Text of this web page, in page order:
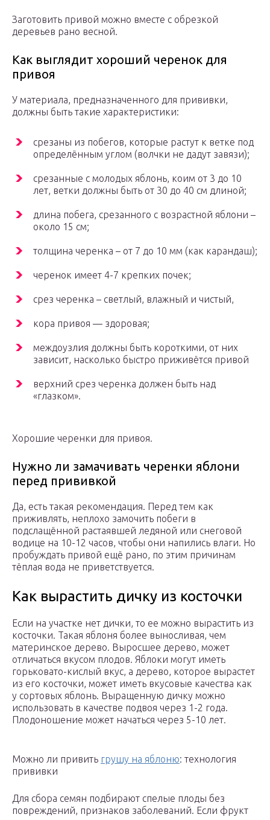
Заготовить привой можно вместе с обрезкой
деревьев рано весной.
Как выглядит хороший черенок для
привоя
У материала, предназначенного для прививки,
должны быть такие характеристики:
срезаны из побегов, которые растут к ветке под
определённым углом (волчки не дадут завязи);
срезанные с молодых яблонь, коим от 3 до 10
лет, ветки должны быть от 30 до 40 см длиной;
длина побега, срезанного с возрастной яблони –
около 15 см;
толщина черенка – от 7 до 10 мм (как карандаш);
черенок имеет 4-7 крепких почек;
срез черенка – светлый, влажный и чистый,
кора привоя — здоровая;
междоузлия должны быть короткими, от них
зависит, насколько быстро приживётся привой
верхний срез черенка должен быть над
«глазком».
Хорошие черенки для привоя.
Нужно ли замачивать черенки яблони
перед прививкой
Да, есть такая рекомендация. Перед тем как
приживлять, неплохо замочить побеги в
подслащённой растаявшей ледяной или снеговой
водице на 10-12 часов, чтобы они напились влаги. Но
пробуждать привой ещё рано, по этим причинам
тёплая вода не приветствуется.
Как вырастить дичку из косточки
Если на участке нет дички, то ее можно вырастить из
косточки. Такая яблоня более выносливая, чем
материнское дерево. Выросшее дерево, может
отличаться вкусом плодов. Яблоки могут иметь
горьковато-кислый вкус, а дерево, которое вырастет
из его косточки, может иметь вкусовые качества как
у сортовых яблонь. Выращенную дичку можно
использовать в качестве подвоя через 1-2 года.
Плодоношение может начаться через 5-10 лет.
Можно ли привить грушу на яблоню: технология
прививки
Для сбора семян подбирают спелые плоды без
повреждений, признаков заболеваний. Если фрукт